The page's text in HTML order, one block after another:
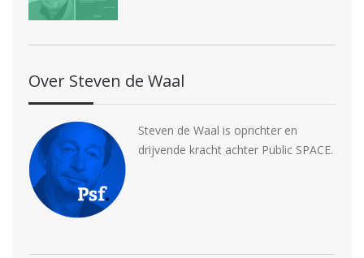
Over Steven de Waal
Steven de Waal is oprichter en
drijvende kracht achter Public SPACE.